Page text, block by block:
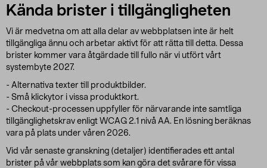
Kända brister i tillgängligheten
Vi är medvetna om att alla delar av webbplatsen inte är helt
tillgängliga ännu och arbetar aktivt för att rätta till detta. Dessa
brister kommer vara åtgärdade till fullo när vi utfört vårt
systembyte 2027.
- Alternativa texter till produktbilder.
- Små klickytor i vissa produktkort.
- Checkout-processen uppfyller för närvarande inte samtliga
tillgänglighetskrav enligt WCAG 2.1 nivå AA. En lösning beräknas
vara på plats under våren 2026.
Vid vår senaste granskning (detaljer) identifierades ett antal
brister på vår webbplats som kan göra det svårare för vissa